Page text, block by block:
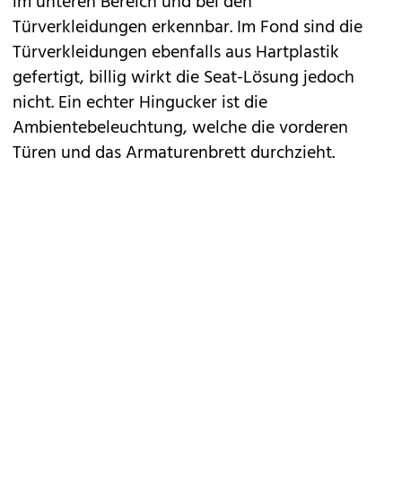
Türverkleidungen erkennbar. Im Fond sind die
Türverkleidungen ebenfalls aus Hartplastik
gefertigt, billig wirkt die Seat-Lösung jedoch
nicht. Ein echter Hingucker ist die
Ambientebeleuchtung, welche die vorderen
Türen und das Armaturenbrett durchzieht.